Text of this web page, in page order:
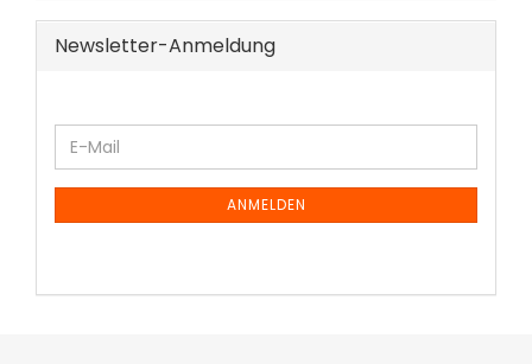
Newsletter-Anmeldung
ANMELDEN